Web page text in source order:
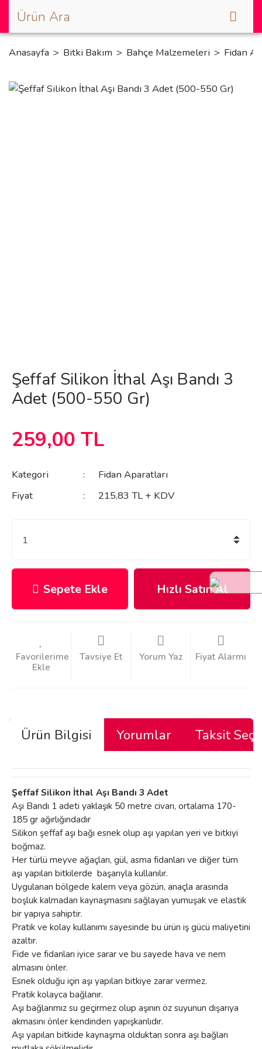
Anasayfa Bitki Bakım Bahçe Malzemeleri Fidan
Şeffaf Silikon İthal Aşı Bandı 3
Adet (500-550 Gr)
259,00 TL
Kategori
Fidan Aparatları
Fiyat
215,83 TL + KDV
Sepete Ekle Hızlı Satın Al
Tavsiye Et Yorum Yaz Fiyat Alarmı
Ürün Bilgisi Yorumlar Taksit
Şeffaf Silikon İthal Aşı Bandı 3 Adet
Aşı Bandı 1 adeti yaklaşık 50 metre civarı, ortalama 170-
185 gr ağırlığındadır
Silikon şeffaf aşı bağı esnek olup aşı yapılan yeri ve bitkiyi
boğmaz.
Her türlü meyve ağaçları, gül, asma fidanları ve diğer tüm
aşı yapılan bitkilerde başarıyla kullanılır.
Uygulanan bölgede kalem veya gözün, anaçla arasında
boşluk kalmadan kaynaşmasını sağlayan yumuşak ve elastik
bir yapıya sahiptir.
Pratik ve kolay kullanımı sayesinde bu ürün iş gücü maliyetini
azaltır.
Fide ve fidanları iyice sarar ve bu sayede hava ve nem
almasını önler.
Esnek olduğu için aşı yapılan bitkiye zarar vermez.
Pratik kolayca bağlanır.
Aşı bağlarımız su geçirmez olup aşının öz suyunun dışarıya
akmasını önler kendinden yapışkanlıdır.
Aşı yapılan bitkide kaynaşma olduktan sonra aşı bağları